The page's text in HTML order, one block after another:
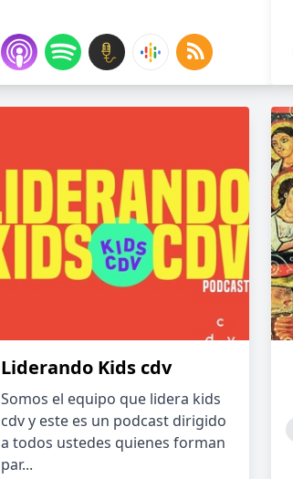
Liderando Kids cdv
Somos el equipo que lidera kids
cdv y este es un podcast dirigido
a todos ustedes quienes forman
par...